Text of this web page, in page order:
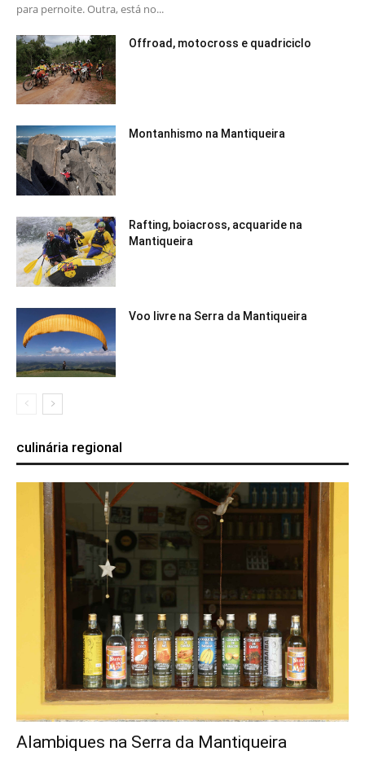
para pernoite. Outra, está no...
Offroad, motocross e quadriciclo
Montanhismo na Mantiqueira
Rafting, boiacross, acquaride na
Mantiqueira
Voo livre na Serra da Mantiqueira
culinária regional
Alambiques na Serra da Mantiqueira